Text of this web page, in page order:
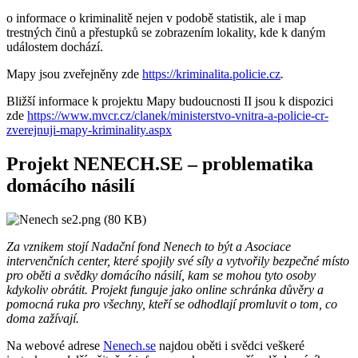
o informace o kriminalitě nejen v podobě statistik, ale i map
trestných činů a přestupků se zobrazením lokality, kde k daným
událostem dochází.
Mapy jsou zveřejněny zde https://kriminalita.policie.cz.
Bližší informace k projektu Mapy budoucnosti II jsou k dispozici
zde https://www.mvcr.cz/clanek/ministerstvo-vnitra-a-policie-cr-
zverejnuji-mapy-kriminality.aspx
Projekt NENECH.SE – problematika
domácího násilí
Za vznikem stojí Nadační fond Nenech to být a Asociace
intervenčních center, které spojily své síly a vytvořily bezpečné místo
pro oběti a svědky domácího násilí, kam se mohou tyto osoby
kdykoliv obrátit. Projekt funguje jako online schránka důvěry a
pomocná ruka pro všechny, kteří se odhodlají promluvit o tom, co
doma zažívají.
Na webové adrese Nenech.se najdou oběti i svědci veškeré